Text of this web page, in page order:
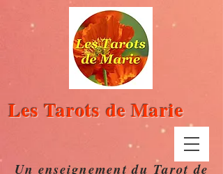
Un enseignement du Tarot de
Les Tarots de Marie